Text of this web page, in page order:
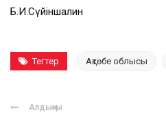
Б.И.Сүйіншалин
Тегтер Ақтөбе облысы
Алдыңғы